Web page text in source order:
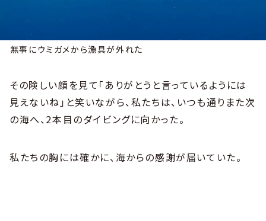
無事にウミガメから漁具が外れた
その険しい顔を見て「ありがとうと言っているようには
見えないね」と笑いながら、私たちは、いつも通りまた次
の海へ、2本目のダイビングに向かった。
私たちの胸には確かに、海からの感謝が届いていた。